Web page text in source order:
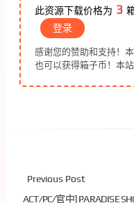
此资源下载价格为 3
登录
感谢您的赞助和支持！
也可以获得箱子币！本站
Previous Post
ACT/PC/官中] PARADISE